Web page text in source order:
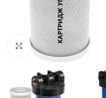
Нажмите, чтобы